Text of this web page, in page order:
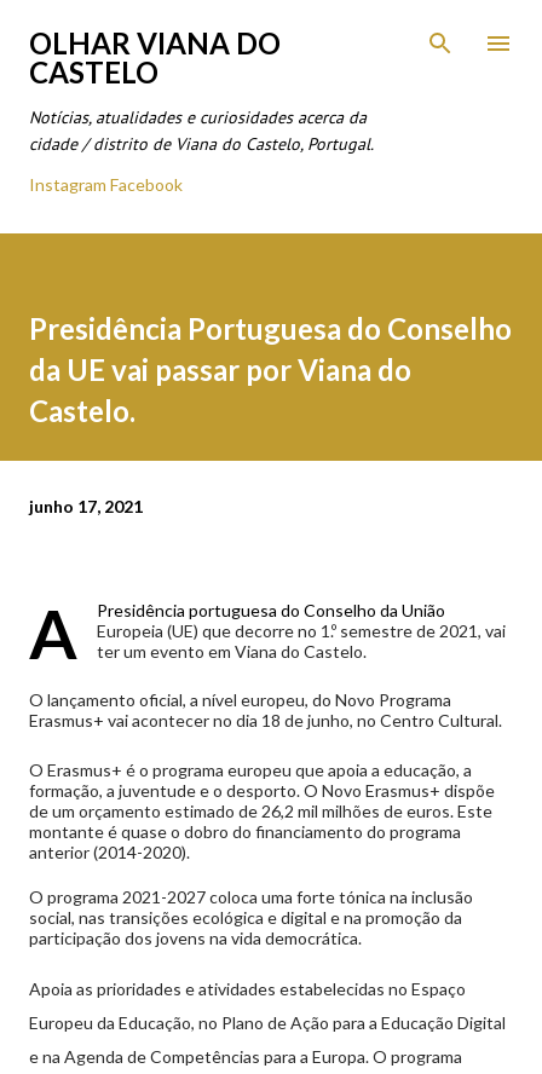
Avançar para o conteúdo principal
OLHAR VIANA DO
CASTELO
Notícias, atualidades e curiosidades acerca da
cidade / distrito de Viana do Castelo, Portugal.
Instagram Facebook
Presidência Portuguesa do Conselho
da UE vai passar por Viana do
Castelo.
junho 17, 2021
A
Presidência portuguesa do Conselho da União
Europeia (UE) que decorre no 1.º semestre de 2021, vai
ter um evento em Viana do Castelo.
O lançamento oficial, a nível europeu, do Novo Programa
Erasmus+ vai acontecer no dia 18 de junho, no Centro Cultural.
O Erasmus+ é o programa europeu que apoia a educação, a
formação, a juventude e o desporto. O Novo Erasmus+ dispõe
de um orçamento estimado de 26,2 mil milhões de euros. Este
montante é quase o dobro do financiamento do programa
anterior (2014-2020).
O programa 2021-2027 coloca uma forte tónica na inclusão
social, nas transições ecológica e digital e na promoção da
participação dos jovens na vida democrática.
Apoia as prioridades e atividades estabelecidas no Espaço
Europeu da Educação, no Plano de Ação para a Educação Digital
e na Agenda de Competências para a Europa. O programa